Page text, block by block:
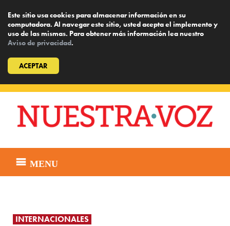
Este sitio usa cookies para almacenar información en su
computadora. Al navegar este sitio, usted acepta el implemento y
uso de las mismas. Para obtener más información lea nuestro
Aviso de privacidad.
ACEPTAR
content
MENU
INTERNACIONALES